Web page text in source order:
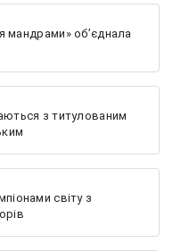
мандрами» об’єднала
з титулованим
світу з